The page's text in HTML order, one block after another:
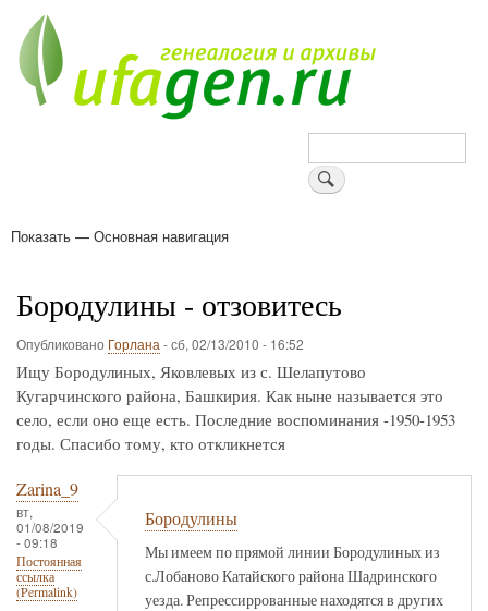
основному
содержанию
Поиск
Основная
Показать — Основная навигация
Бородулины - отзовитесь
Опубликовано Горлана -сб, 02/13/2010 - 16:52
Ищу Бородулиных, Яковлевых из с. Шелапутово
Кугарчинского района, Башкирия. Как ныне называется это
село, если оно еще есть. Последние воспоминания -1950-1953
годы. Спасибо тому, кто откликнется
Zarina_9
вт,
01/08/2019
- 09:18
Постоянная
ссылка
(Permalink)
Бородулины
Мы имеем по прямой линии Бородулиных из
с.Лобаново Катайского района Шадринского
уезда. Репрессиррованные находятся в других